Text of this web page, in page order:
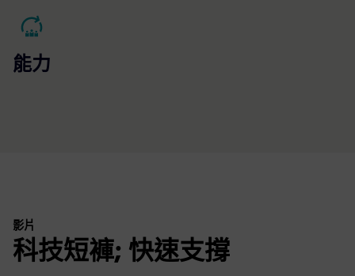
能力
影片
科技短褲; 快速支撐